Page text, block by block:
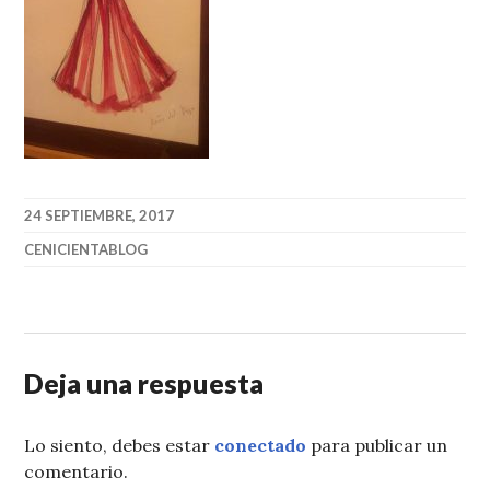
24 SEPTIEMBRE, 2017
CENICIENTABLOG
Deja una respuesta
Lo siento, debes estar conectado para publicar un
comentario.